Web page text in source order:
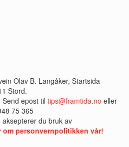
Olav B. Langåker, Startsida
Stord.
Send epost til tips@framtida.no eller
75 365
du bruk av
om personvernpolitikken vår!